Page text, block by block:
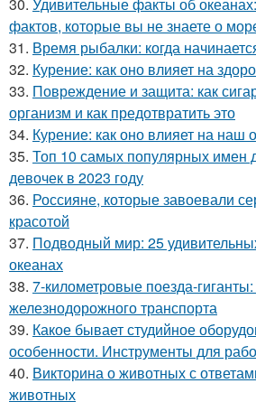
фактов, которые вы не знаете о
31. Время рыбалки: когда
32. Курение: как оно влияет на
33. Повреждение и защита: как
организм и как предотвратить это
34. Курение: как оно влияет на наш
35. Топ 10 самых популярных имен
девочек в 2023 году
36. Россияне, которые завоевали
красотой
37. Подводный мир: 25
океанах
38. 7-километровые поезда-
железнодорожного транспорта
39. Какое бывает студийное
особенности. Инструменты для
40. Викторина о животных с
животных